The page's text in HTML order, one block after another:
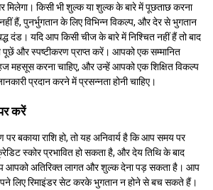
मिलेगा। किसी भी शुल्क या शुल्क के बारे में पूछताछ करना
हैं, पुनर्भुगतान के लिए विभिन्न विकल्प, और देर से भुगतान
दंड। यदि आप किसी चीज के बारे में निश्चित नहीं हैं तो बाद
और स्पष्टीकरण प्राप्त करें। आपको एक सम्मानित
महसूस करना चाहिए, और उन्हें आपको एक शिक्षित विकल्प
प्रदान करने में प्रसन्नता होनी चाहिए।
करें
बकाया राशि हो, तो यह अनिवार्य है कि आप समय पर
स्कोर प्रभावित हो सकता है, और देय तिथि के बाद
आपको अतिरिक्त लागत और शुल्क देना पड़ सकता है। आप
लिए रिमाइंडर सेट करके भुगतान न होने से बच सकते हैं।